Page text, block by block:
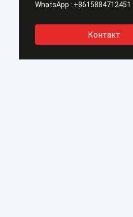
WhatsApp : +8615884712451
Контакт